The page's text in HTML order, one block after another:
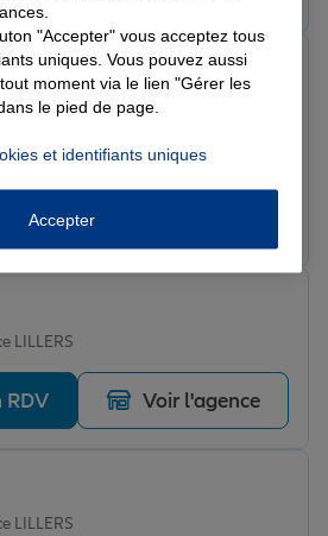
LILLERS
RDV
LILLERS
RDV Voir l'agence
LILLERS
"Accepter" vous acceptez tous
uniques. Vous pouvez aussi
moment via le lien "Gérer les
le pied de page.
et identifiants uniques
Accepter